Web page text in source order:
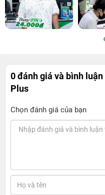
0 đánh giá và bình luận
Plus
Chọn đánh giá của bạn